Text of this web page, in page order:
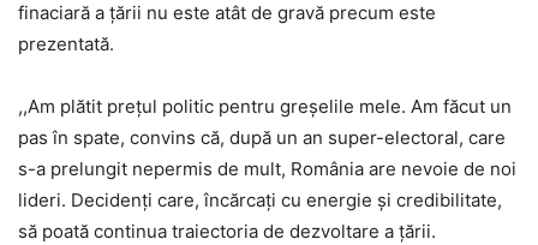
finaciară a țării nu este atât de gravă precum este
prezentată.
,,Am plătit prețul politic pentru greșelile mele. Am făcut un
pas în spate, convins că, după un an super-electoral, care
s-a prelungit nepermis de mult, România are nevoie de noi
lideri. Decidenți care, încărcați cu energie și credibilitate,
să poată continua traiectoria de dezvoltare a țării.